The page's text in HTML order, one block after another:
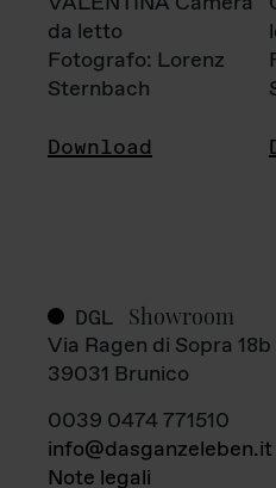
da letto
Fotografo: Lorenz
Sternbach
Download
DGL Showroom
Via Ragen di Sopra 18b
39031 Brunico
0039 0474 771510
info@dasganzeleben.it
Note legali